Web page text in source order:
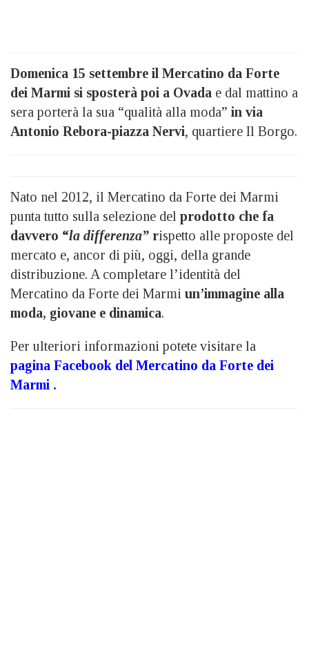
Domenica 15 settembre il Mercatino da Forte
dei Marmi si sposterà poi a Ovada e dal mattino a
sera porterà la sua “qualità alla moda” in via
Antonio Rebora-piazza Nervi, quartiere Il Borgo.
Nato nel 2012, il Mercatino da Forte dei Marmi
punta tutto sulla selezione del prodotto che fa
davvero “la differenza” rispetto alle proposte del
mercato e, ancor di più, oggi, della grande
distribuzione. A completare l’identità del
Mercatino da Forte dei Marmi un’immagine alla
moda, giovane e dinamica.
Per ulteriori informazioni potete visitare la
pagina Facebook del Mercatino da Forte dei
Marmi .